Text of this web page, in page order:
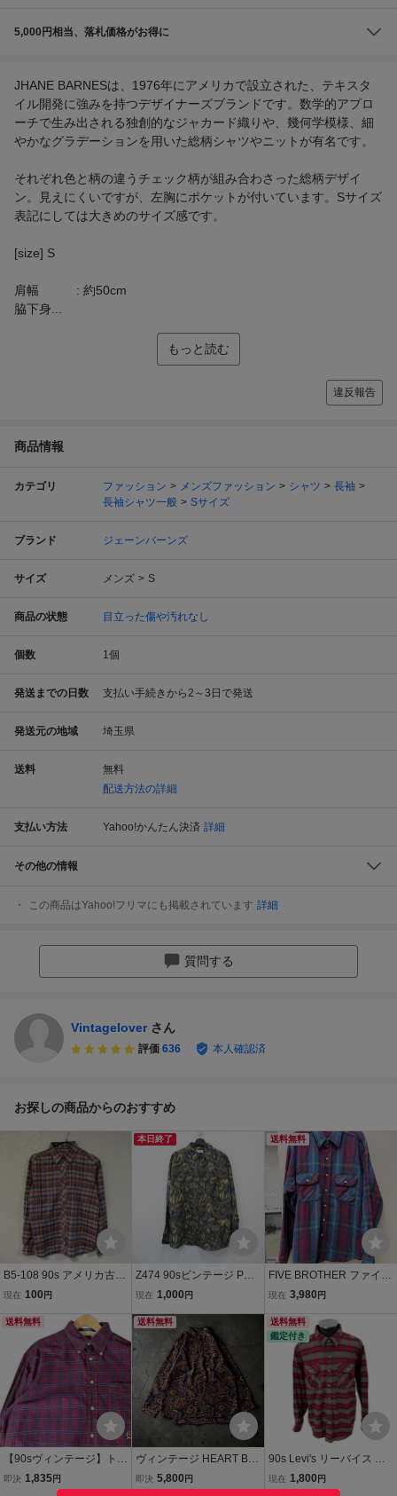
5,000円相当、落札価格がお得に
JHANE BARNESは、1976年にアメリカで設立された、テキスタ
イル開発に強みを持つデザイナーズブランドです。数学的アプロ
ーチで生み出される独創的なジャカード織りや、幾何学模様、細
やかなグラデーションを用いた総柄シャツやニットが有名です。
それぞれ色と柄の違うチェック柄が組み合わさった総柄デザイ
ン。見えにくいですが、左胸にポケットが付いています。Sサイズ
表記にしては大きめのサイズ感です。
[size] S
肩幅 : 約50cm
脇下身...
もっと読む
違反報告
商品情報
カテゴリ ファッション メンズファッション シャツ
長袖
長袖シャツ一般
Sサイズ
ブランド ジェーンバーンズ
サイズ メンズ S
商品の状態 目立った傷や汚れなし
個数 1個
発送までの日数 支払い手続きから2～3日で発送
発送元の地域 埼玉県
送料
無料
配送方法の詳細
支払い方法 Yahoo!かんたん決済 詳細
その他の情報
この商品はYahoo!フリマにも掲載されています 詳細
質問する
Vintagelover さん
評価 636 本人確認済
お探しの商品からのおすすめ
B5-108 90s アメリカ古着
マルチチェック柄 長袖 カ
メンズ
現在 100 円
本日終了
Z474 90sビンテージ POR
CINI 長袖シルクシャツ■1
ネイビー 総柄 アメカジ ス
トリート 古着 古着卸 ヴィ
ンテージ
現在 1,000 円
送料無料
FIVE BROTHER ファイブ
ブラザー ヘビーネルシャ
製 90s ビンテージ 80s ヴ
ィンテージ 古着 five broth
er キムタク着
現在 3,980 円
送料無料
【90sヴィンテージ】トミ
ーヒルフィガー 刺繍 紋章
ロゴ 長袖シャツ L ボルド
即決 1,835円
送料無料
ヴィンテージ HEART BR
EAKER 総柄シャツ レト
ロ柄 幾何学デザイン L
即決 5,800 円
送料無料
鑑定付き
90s Levi's リーバイス オ
レンジタブ ネルシャツ チ
ェック柄 古着 チェックシ
現在 1,800 円